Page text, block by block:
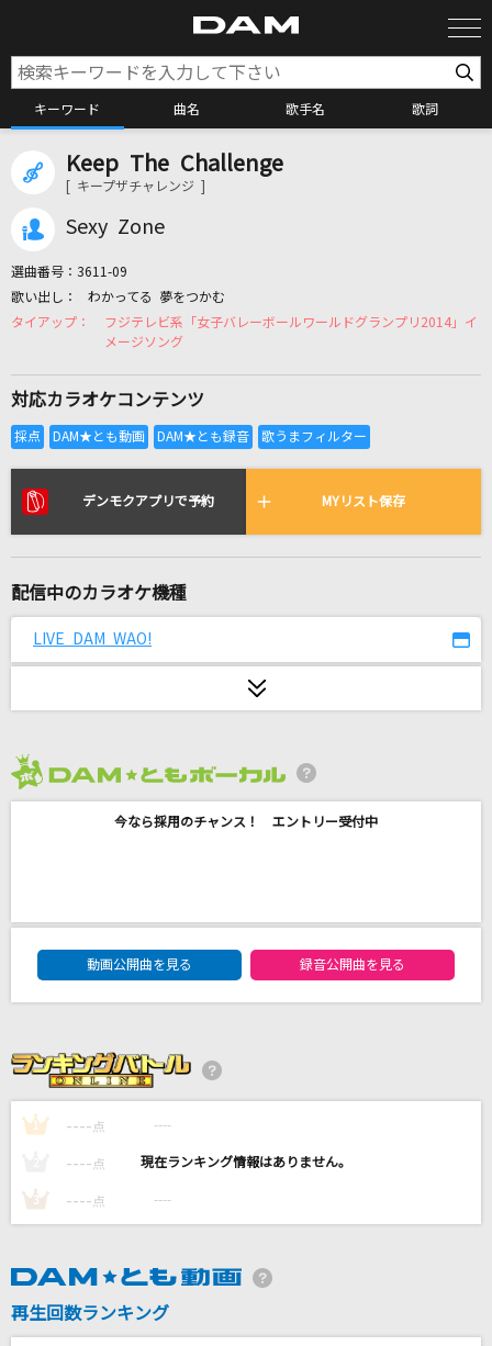
キーワード 曲名 歌手名 歌詞
カラオケ検索
カラオケリクエスト
全国りれき
リアルタイムで歌われている曲の一覧
[生音]カブトムシ
CLOUDY HEART
[生音]楓
ケダモノのフレンズ
にしな
Answer
パート・オブ・ユア・ワールド
黒髪海峡
藤崎詩乃
Rusty Nail(ビデオクリップバージョン)
X JAPAN
コレサワ
Keep The Challenge
[ キープザチャレンジ ]
Sexy Zone
選曲番号： 3611-09
わかってる 夢をつかむ
フジテレビ系「女子バレーボールワールドグランプリ2014」イ
メージソング
対応カラオケコンテンツ
デンモクアプリで予約 MYリスト保存
配信中のカラオケ機種
LIVE DAM WAO!
今なら採用のチャンス！ エントリー受付中
DAM★ともボーカルエントリーランキング
動画公開曲を見る
録音公開曲を見る
1 ---- 点 ----
---- 点 ----
3 ---- 点 ----
再生回数ランキング